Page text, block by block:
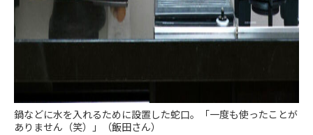
鍋などに水を入れるために設置した蛇口。「一度も使ったことが
ありません（笑）」（飯田さん）